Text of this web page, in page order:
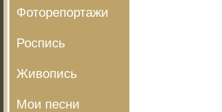
Фоторепортажи
Роспись
Живопись
Мои песни